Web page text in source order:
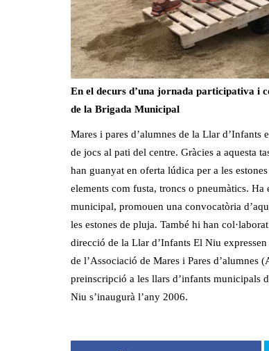
En el decurs d’una jornada participativa i
de la Brigada Municipal
Mares i pares d’alumnes de la Llar
de jocs al pati del centre. Gràcies a aquesta
han guanyat en oferta lúdica per a les
elements com fusta, troncs o pneumàtics.
municipal, promouen una convocatòria
les estones de pluja. També hi han
direcció de la Llar d’Infants El Niu
de l’Associació de Mares i Pares d’alumnes
preinscripció a les llars d’infants municipals
Niu s’inaugurà l’any 2006.